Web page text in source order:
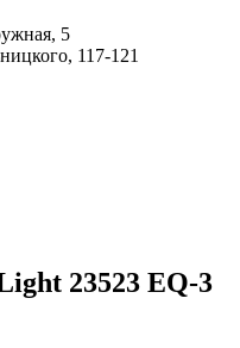
5
117-121
23523 EQ-3